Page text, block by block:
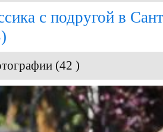
с подругой в
(42 )